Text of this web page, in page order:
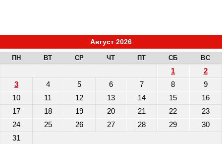
Август 2026
ПН ВТ СР ЧТ ПТ СБ ВС
1
2
3
4 5 6 7 8
9
10
11 12 13 14 15
16
17
18 19 20 21 22
23
24
25 26 27 28 29
30
31